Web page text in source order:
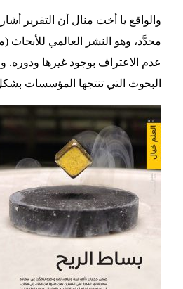
والواقع يا أخت منال أن التقرير
محدَّد، وهو النشر العالمي للأبحاث
عدم الاعتراف بوجود غيرها
البحوث التي تنتجها المؤسسات